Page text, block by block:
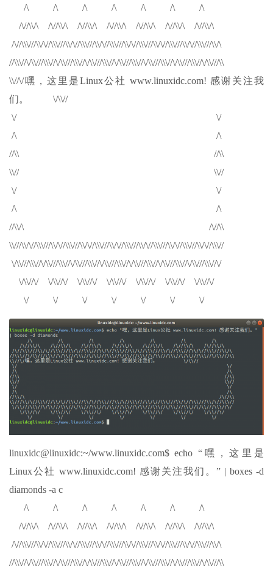
/\ /\ /\ /\ /\ /\ /\
/\//\\/\ /\//\\/\ /\//\\/\ /\//\\/\ /\//\\/\ /\//\\/\ /\//\\/\
/\//\\\///\\/\//\\\///\\/\//\\\///\\/\//\\\///\\/\//\\\///\\/\//\\\///\\/\//\\\///\\/\
//\\\//\/\\///\\\//\/\\///\\\//\/\\///\\\//\/\\///\\\//\/\\///\\\//\/\\///\\\//\/\\///\\
\\//\/嘿，这里是Linux公社 www.linuxidc.com! 感谢关注我
们。 \/\\//
\/ \/
/\ /\
//\\ //\\
\\// \\//
\/ \/
/\ /\
//\\/\ /\//\\
\\///\\/\//\\\///\\/\//\\\///\\/\//\\\///\\/\//\\\///\\/\//\\\///\\/\//\\\///\\/\//\\\//
\/\\///\\\//\/\\///\\\//\/\\///\\\//\/\\///\\\//\/\\///\\\//\/\\///\\\//\/\\///\\\//\/
\/\\//\/ \/\\//\/ \/\\//\/ \/\\//\/ \/\\//\/ \/\\//\/ \/\\//\/
\/ \/ \/ \/ \/ \/ \/
linuxidc@linuxidc:~/www.linuxidc.com$ echo “嘿，这里是
Linux公社 www.linuxidc.com! 感谢关注我们。” | boxes -d
diamonds -a c
/\ /\ /\ /\ /\ /\ /\
/\//\\/\ /\//\\/\ /\//\\/\ /\//\\/\ /\//\\/\ /\//\\/\ /\//\\/\
/\//\\\///\\/\//\\\///\\/\//\\\///\\/\//\\\///\\/\//\\\///\\/\//\\\///\\/\//\\\///\\/\
//\\\//\/\\///\\\//\/\\///\\\//\/\\///\\\//\/\\///\\\//\/\\///\\\//\/\\///\\\//\/\\///\\